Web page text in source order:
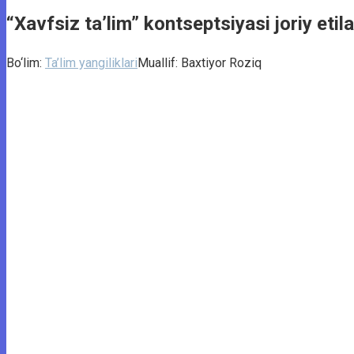
“Xavfsiz taʼlim” kontseptsiyasi joriy
Bo‘lim: Ta’lim yangiliklariMuallif: Baxtiyor Roziq